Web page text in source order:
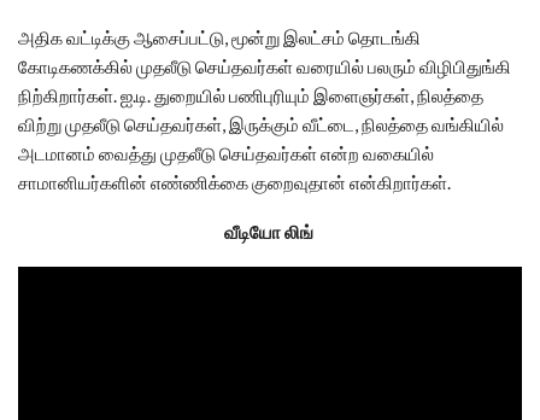
அதிக வட்டிக்கு ஆசைப்பட்டு, மூன்று இலட்சம் தொடங்கி
கோடிகணக்கில் முதலீடு செய்தவர்கள் வரையில் பலரும் விழிபிதுங்கி
நிற்கிறார்கள். ஐ.டி. துறையில் பணிபுரியும் இளைஞர்கள், நிலத்தை
விற்று முதலீடு செய்தவர்கள், இருக்கும் வீட்டை, நிலத்தை வங்கியில்
அடமானம் வைத்து முதலீடு செய்தவர்கள் என்ற வகையில்
சாமானியர்களின் எண்ணிக்கை குறைவுதான் என்கிறார்கள்.
வீடியோ லிங்